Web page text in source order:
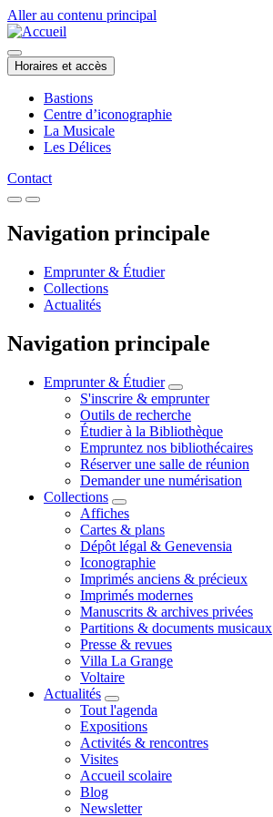
Aller au contenu principal
Horaires et accès
Bastions
Centre d’iconographie
La Musicale
Les Délices
Contact
Navigation principale
Emprunter & Étudier
Collections
Actualités
Navigation principale
Emprunter & Étudier
S'inscrire & emprunter
Outils de recherche
Étudier à la Bibliothèque
Empruntez nos bibliothécaires
Réserver une salle de réunion
Demander une numérisation
Collections
Affiches
Cartes & plans
Dépôt légal & Genevensia
Iconographie
Imprimés anciens & précieux
Imprimés modernes
Manuscrits & archives privées
Partitions & documents musicaux
Presse & revues
Villa La Grange
Voltaire
Actualités
Tout l'agenda
Expositions
Activités & rencontres
Visites
Accueil scolaire
Blog
Newsletter